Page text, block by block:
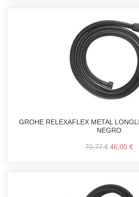
GROHE RELEXAFLEX METAL
NEGRO
70,77 € 46,00 €